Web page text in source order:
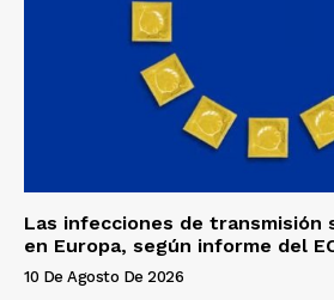
Las infecciones de transmisión
en Europa, según informe del
10 De Agosto De 2026